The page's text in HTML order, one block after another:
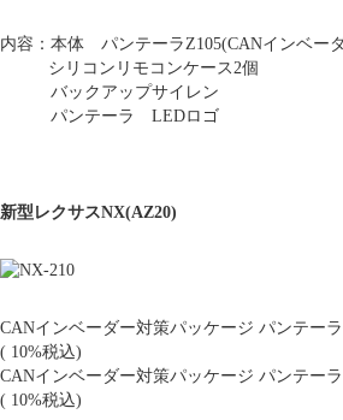
内容：本体 パンテーラZ105(CANイン
シリコンリモコンケース2個
バックアップサイレン
パンテーラ LEDロゴ
新型レクサスNX(AZ20)
CANインベーダー対策パッケージ パンテ
( 10%税込)
CANインベーダー対策パッケージ パンテ
( 10%税込)